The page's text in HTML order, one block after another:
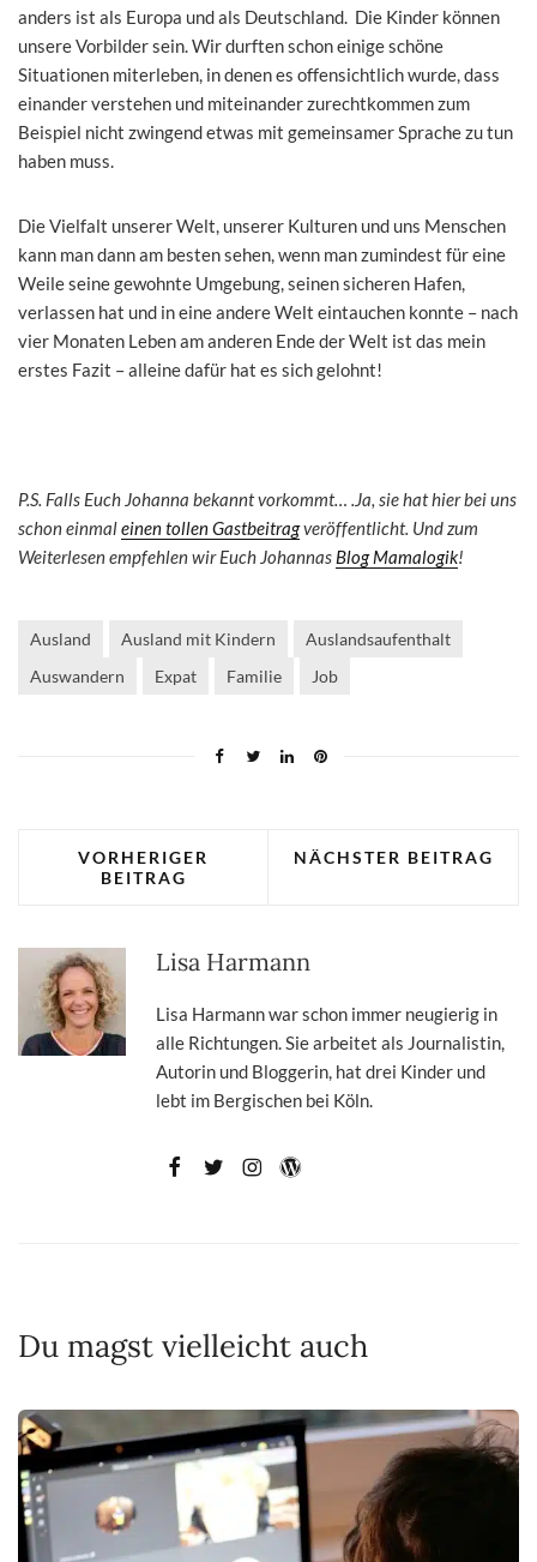
anders ist als Europa und als Deutschland. Die Kinder können
unsere Vorbilder sein. Wir durften schon einige schöne
Situationen miterleben, in denen es offensichtlich wurde, dass
einander verstehen und miteinander zurechtkommen zum
Beispiel nicht zwingend etwas mit gemeinsamer Sprache zu tun
haben muss.
Die Vielfalt unserer Welt, unserer Kulturen und uns Menschen
kann man dann am besten sehen, wenn man zumindest für eine
Weile seine gewohnte Umgebung, seinen sicheren Hafen,
verlassen hat und in eine andere Welt eintauchen konnte – nach
vier Monaten Leben am anderen Ende der Welt ist das mein
erstes Fazit – alleine dafür hat es sich gelohnt!
P.S. Falls Euch Johanna bekannt vorkommt… .Ja, sie hat hier bei uns
schon einmaleinen tollen Gastbeitragveröffentlicht. Und zum
Weiterlesen empfehlen wir Euch Johannas Blog Mamalogik!
Ausland Ausland mit Kindern
Auslandsaufenthalt
Auswandern
Expat Familie Job
VORHERIGER
BEITRAG
NÄCHSTER BEITRAG
Lisa Harmann
Lisa Harmann war schon immer neugierig in
alle Richtungen. Sie arbeitet als Journalistin,
Autorin und Bloggerin, hat drei Kinder und
lebt im Bergischen bei Köln.
Du magst vielleicht auch